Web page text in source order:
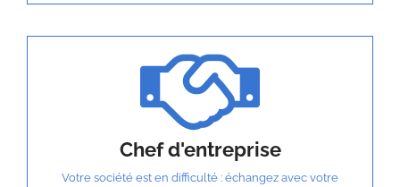
Chef d'entreprise
Votre société est en difficulté : échangez avec votre